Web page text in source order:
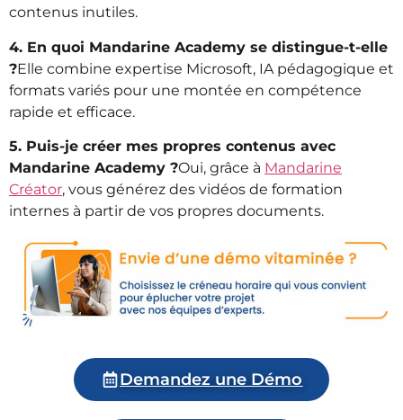
contenus inutiles.
4. En quoi Mandarine Academy se distingue-t-elle
?Elle combine expertise Microsoft, IA pédagogique et
formats variés pour une montée en compétence
rapide et efficace.
5. Puis-je créer mes propres contenus avec
Mandarine Academy ?Oui, grâce à Mandarine
Créator, vous générez des vidéos de formation
internes à partir de vos propres documents.
Demandez une Démo